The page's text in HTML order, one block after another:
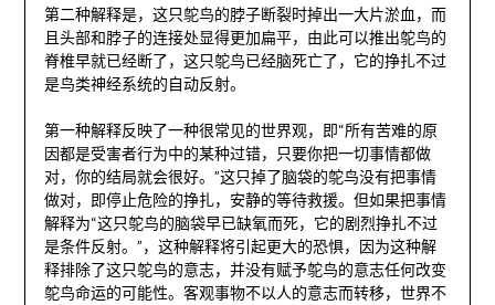
第二种解释是，这只鸵鸟的脖子断裂时掉出一大片淤血，而
且头部和脖子的连接处显得更加扁平，由此可以推出鸵鸟的
脊椎早就已经断了，这只鸵鸟已经脑死亡了，它的挣扎不过
是鸟类神经系统的自动反射。
第一种解释反映了一种很常见的世界观，即“所有苦难的原
因都是受害者行为中的某种过错，只要你把一切事情都做
对，你的结局就会很好。”这只掉了脑袋的鸵鸟没有把事情
做对，即停止危险的挣扎，安静的等待救援。但如果把事情
解释为“这只鸵鸟的脑袋早已缺氧而死，它的剧烈挣扎不过
是条件反射。”，这种解释将引起更大的恐惧，因为这种解
释排除了这只鸵鸟的意志，并没有赋予鸵鸟的意志任何改变
鸵鸟命运的可能性。客观事物不以人的意志而转移，世界不